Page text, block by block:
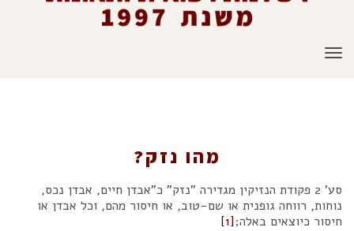
תפריט
מהו נזק?
סע' 2 פקודת הנזיקין מגדירה "נזק" כ"אבדן חיים, אבדן נכס,
נוחות, רווחה גופנית או שם-טוב, או חיסור מהם, וכל אבדן או
חיסור כיוצאים באלה;[1]